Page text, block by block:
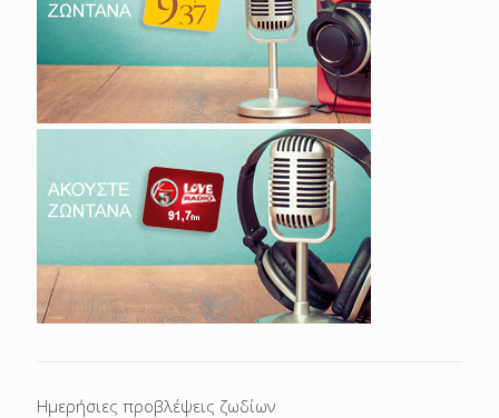
Ημερήσιες προβλέψεις ζωδίων